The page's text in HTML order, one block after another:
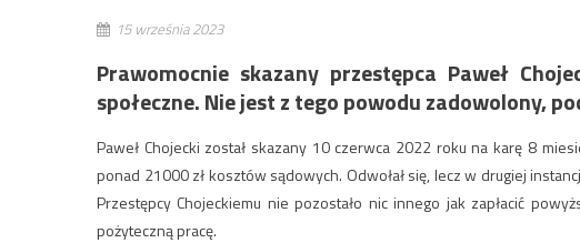
15 września 2023
Prawomocnie skazany przestępca Paweł
społeczne. Nie jest z tego powodu zadowolony,
Paweł Chojecki został skazany 10 czerwca 2022 roku na karę 8
ponad 21000 zł kosztów sądowych. Odwołał się, lecz w drugiej
Przestępcy Chojeckiemu nie pozostało nic innego jak zapłacić
pożyteczną pracę.